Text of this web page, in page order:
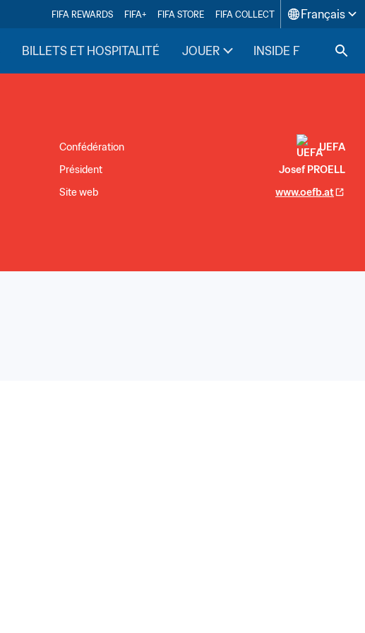
FIFA REWARDS FIFA+ FIFA STORE FIFA COLLECT Français
BILLETS ET HOSPITALITÉ JOUER INSIDE FIFA
Confédération
UEFA
Président
Josef PROELL
Site web
www.oefb.at